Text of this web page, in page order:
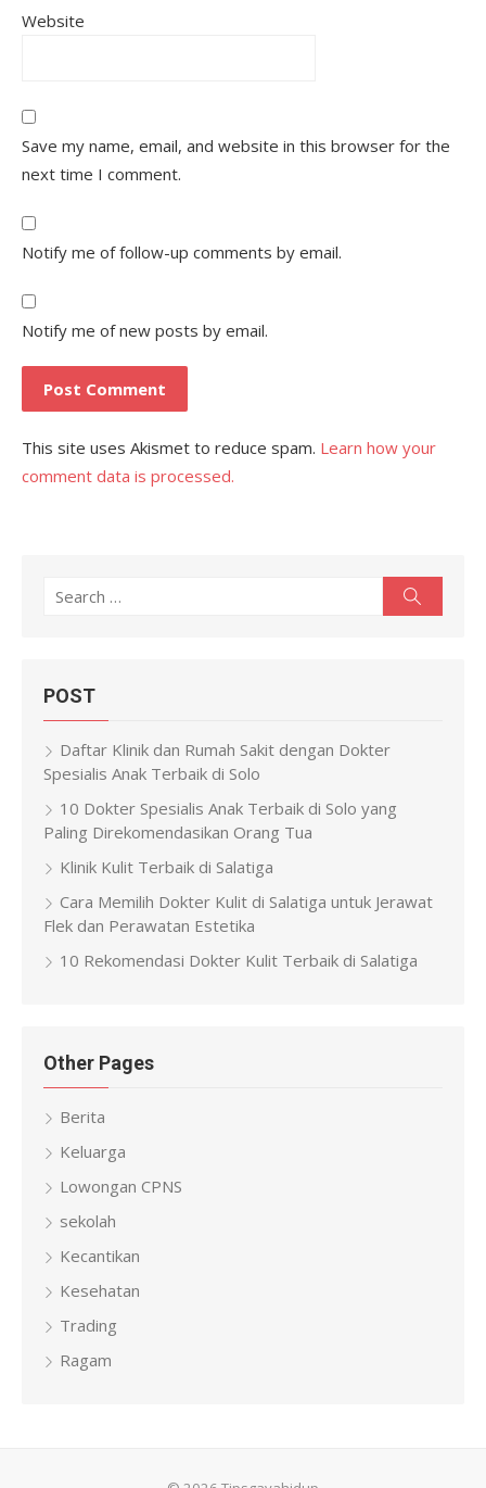
Website
Save my name, email, and website in this browser for the
next time I comment.
Notify me of follow-up comments by email.
Notify me of new posts by email.
This site uses Akismet to reduce spam. Learn how your
comment data is processed.
Search
POST
Daftar Klinik dan Rumah Sakit dengan Dokter
Spesialis Anak Terbaik di Solo
10 Dokter Spesialis Anak Terbaik di Solo yang
Paling Direkomendasikan Orang Tua
Klinik Kulit Terbaik di Salatiga
Cara Memilih Dokter Kulit di Salatiga untuk Jerawat
Flek dan Perawatan Estetika
10 Rekomendasi Dokter Kulit Terbaik di Salatiga
Other Pages
Berita
Keluarga
Lowongan CPNS
sekolah
Kecantikan
Kesehatan
Trading
Ragam